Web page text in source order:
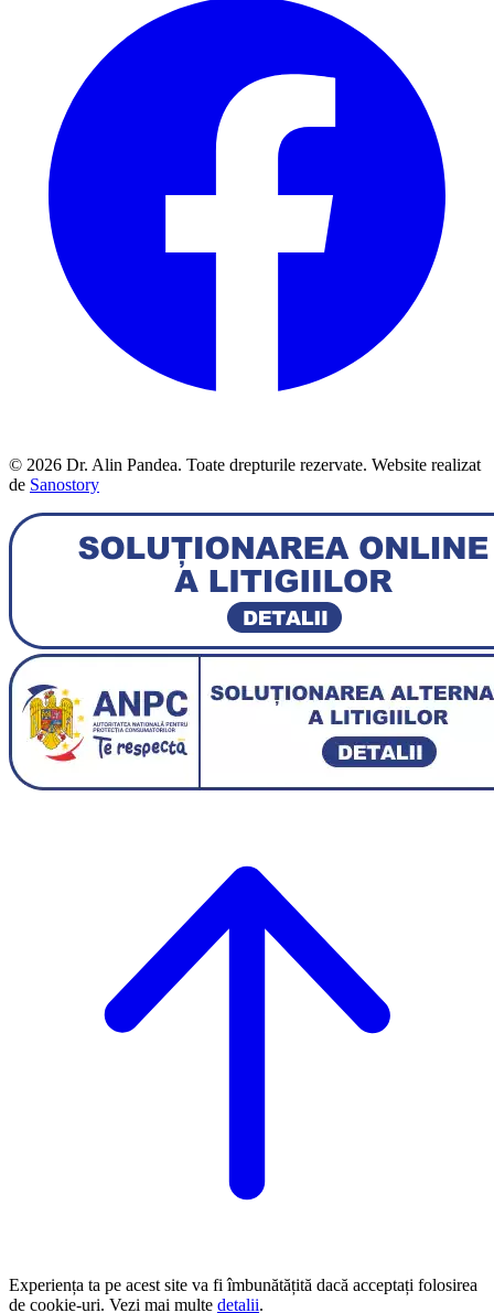
© 2026 Dr. Alin Pandea. Toate drepturile rezervate. Website realizat
de Sanostory
Experiența ta pe acest site va fi îmbunătățită dacă acceptați folosirea
de cookie-uri. Vezi mai multe detalii.